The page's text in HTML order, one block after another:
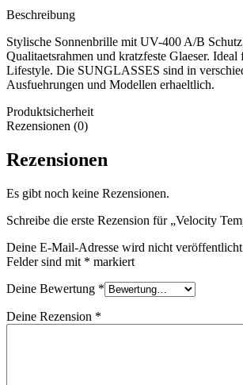
Beschreibung
Stylische Sonnenbrille mit UV-400 A/B
Qualitaetsrahmen und kratzfeste Glaeser. Ideal
Lifestyle. Die SUNGLASSES sind in
Ausfuehrungen und Modellen erhaeltlich.
Produktsicherheit
Rezensionen (0)
Rezensionen
Es gibt noch keine Rezensionen.
Schreibe die erste Rezension für „Velocity
Deine E-Mail-Adresse wird nicht
Felder sind mit * markiert
Deine Bewertung *
Deine Rezension *